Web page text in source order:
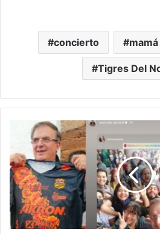
concierto mamá
Tigres Del
Morelianos
Reciben
Like
A
Rock
Star
A
Marcelo
Ebrard